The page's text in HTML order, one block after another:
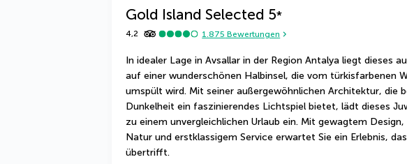
Gold Island Selected 5*
4,2 1.875 Bewertungen
In idealer Lage in Avsallar in der Region Antalya liegt dieses
auf einer wunderschönen Halbinsel, die vom türkisfarbenen
umspült wird. Mit seiner außergewöhnlichen Architektur, die
Dunkelheit ein faszinierendes Lichtspiel bietet, lädt dieses
zu einem unvergleichlichen Urlaub ein. Mit gewagtem
Natur und erstklassigem Service erwartet Sie ein Erlebnis,
übertrifft.